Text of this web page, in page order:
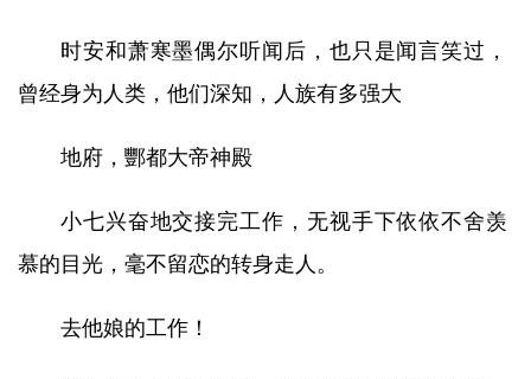
时安和萧寒墨偶尔听闻后，也只是闻言笑过，
曾经身为人类，他们深知，人族有多强大
地府，酆都大帝神殿
小七兴奋地交接完工作，无视手下依依不舍羡
慕的目光，毫不留恋的转身走人。
去他娘的工作！